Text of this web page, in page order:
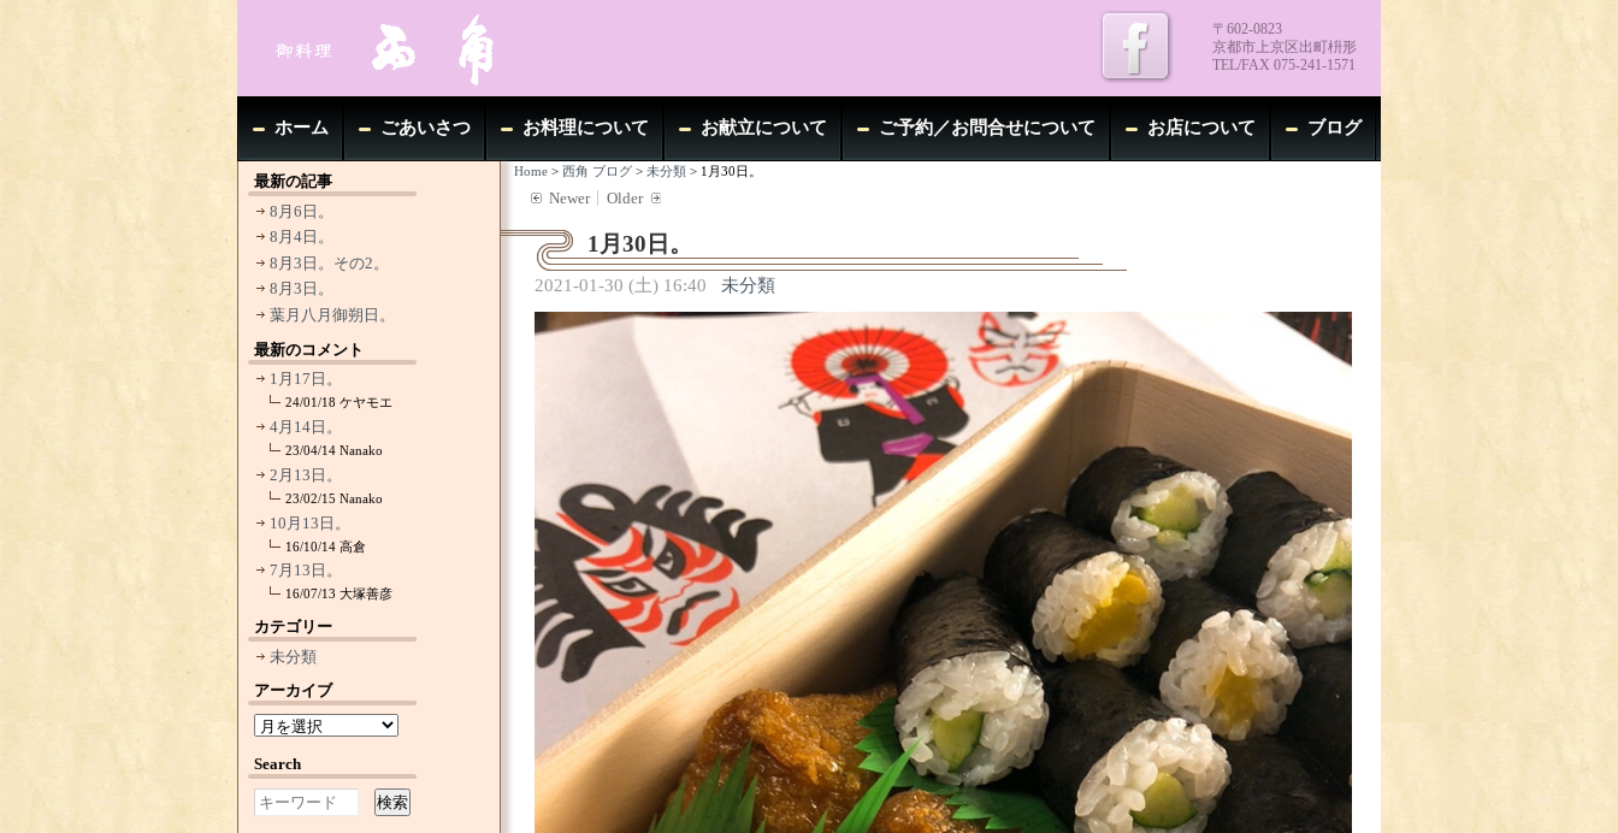
〒602-0823
京都市上京区出町枡形
TEL/FAX 075-241-1571
ホーム ごあいさつ お料理について お献立について ご予約／お問合せについて お店について ブログ
Home> 西角 ブログ> 未分類> 1月30日。
Newer Older
1月30日。
2021-01-30 (土) 16:40 未分類
最新の記事
8月6日。
8月4日。
8月3日。その2。
8月3日。
葉月八月御朔日。
最新のコメント
1月17日。
24/01/18ケヤモエ
4月14日。
23/04/14Nanako
2月13日。
23/02/15Nanako
10月13日。
16/10/14高倉
7月13日。
16/07/13大塚善彦
カテゴリー
未分類
アーカイブ
Search
検索